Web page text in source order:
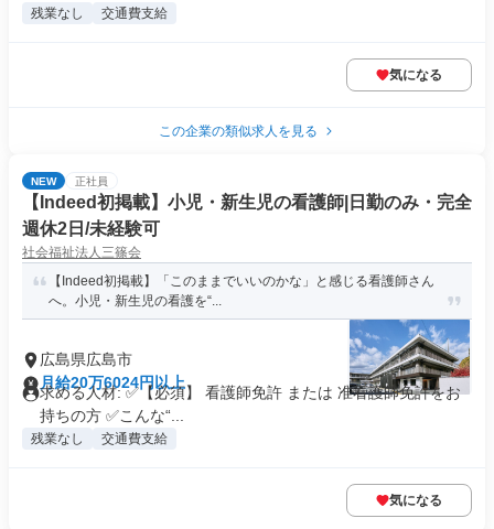
残業なし 交通費支給
気になる
この企業の類似求人を見る
NEW 正社員
【Indeed初掲載】小児・新生児の看護師|日勤のみ・完全
週休2日/未経験可
社会福祉法人三篠会
【Indeed初掲載】「このままでいいのかな」と感じる看護師さん
へ。小児・新生児の看護を“...
広島県広島市
月給20万6024円以上
求める人材: ✅【必須】 看護師免許 または 准看護師免許をお
持ちの方 ✅こんな“...
残業なし 交通費支給
気になる